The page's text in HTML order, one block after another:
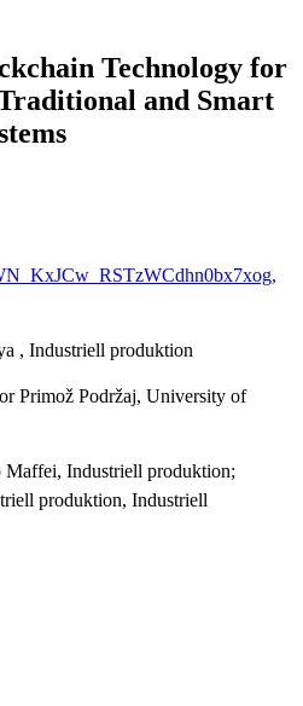
Technology for
and Smart
, Industriell produktion
Primož Podržaj, University of
Maffei, Industriell produktion;
produktion, Industriell